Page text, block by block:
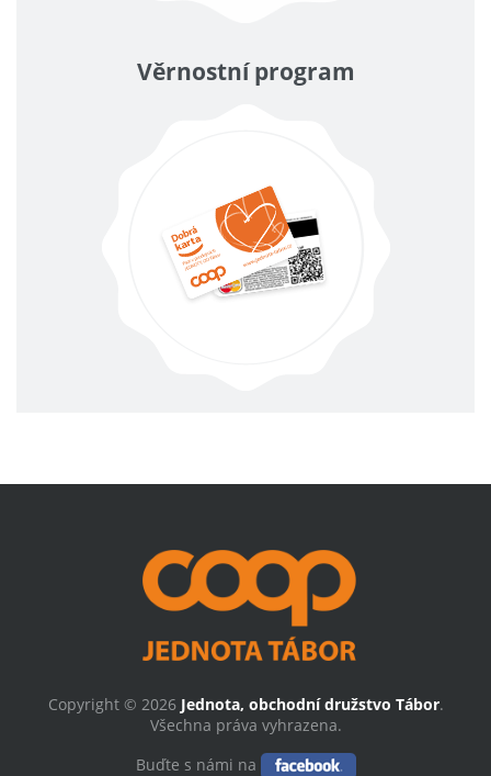
Věrnostní program
Copyright © 2026 Jednota, obchodní družstvo Tábor.
Všechna práva vyhrazena.
Buďte s námi na